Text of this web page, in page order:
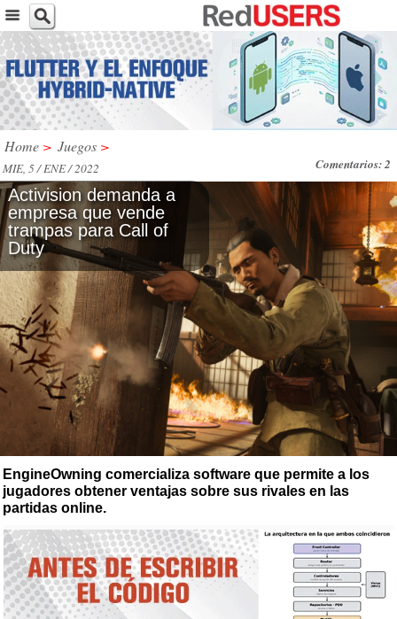
Home > Juegos >
Comentarios: 2
MIE, 5 / ENE / 2022
Activision demanda a
empresa que vende
trampas para Call of
Duty
EngineOwning comercializa software que permite a los
jugadores obtener ventajas sobre sus rivales en las
partidas online.